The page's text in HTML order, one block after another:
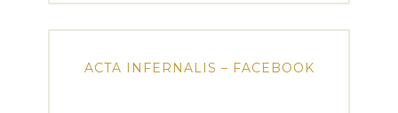
ACTA INFERNALIS – FACEBOOK